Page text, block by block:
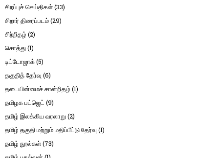
சிறப்புச் செய்திகள்(33)
சிறார் திரைப்படம்(29)
சிற்றிதழ் (2)
சொத்து(1)
டிட்டோஜாக்(5)
தகுதித் தேர்வு (6)
தடையின்மைச் சான்றிதழ் (1)
தமிழக பட்ஜெட் (9)
தமிழ் இலக்கிய வரலாறு (2)
தமிழ் தகுதி மற்றும் மதிப்பீட்டு தேர்வு (1)
தமிழ் நூல்கள்(73)